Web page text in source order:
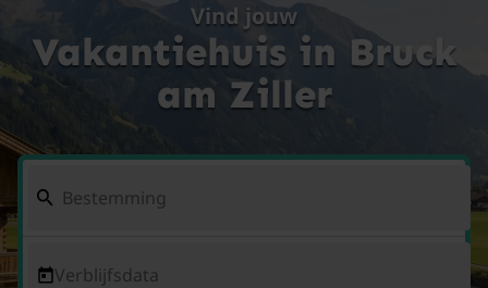
Vind jouw
Vakantiehuis in Bruck
am Ziller
Verblijfsdata